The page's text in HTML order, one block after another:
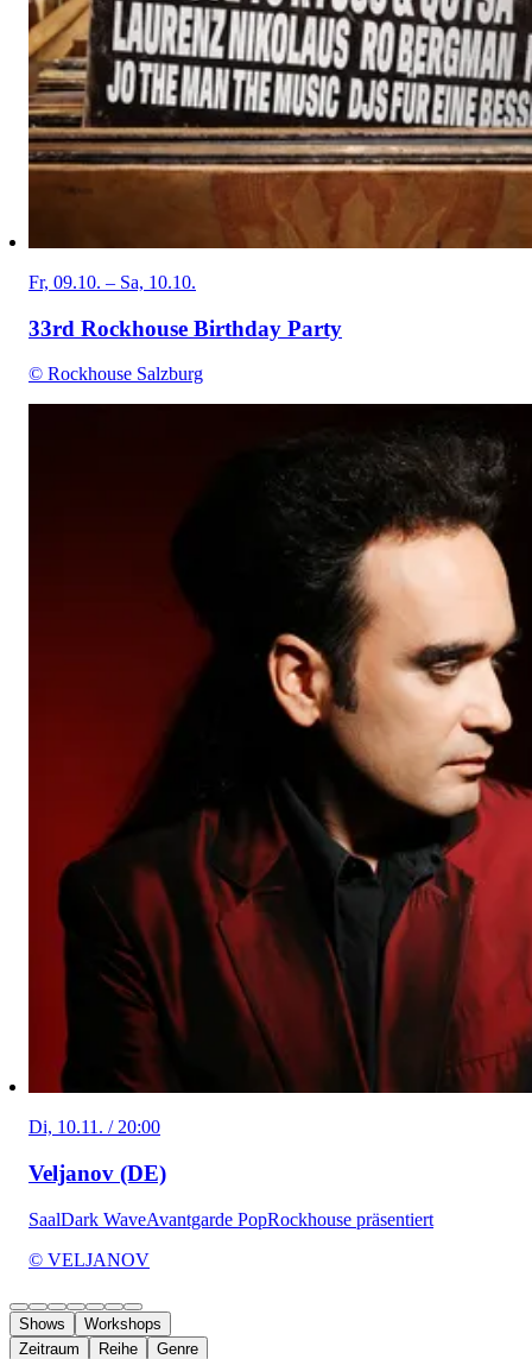
Fr, 09.10. – Sa, 10.10.
33rd Rockhouse Birthday Party
© Rockhouse Salzburg
Di, 10.11. / 20:00
Veljanov (DE)
SaalDark WaveAvantgarde PopRockhouse präsentiert
© VELJANOV
Shows
Workshops
Zeitraum
Reihe Genre